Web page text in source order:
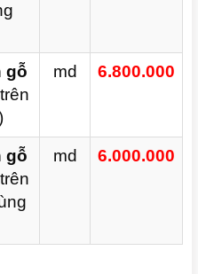
gỗ
md 6.800.000
gỗ
md 6.000.000